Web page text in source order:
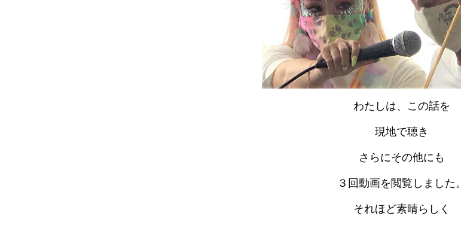
わたしは、この話を
現地で聴き
さらにその他にも
３回動画を閲覧しました。
それほど素晴らしく